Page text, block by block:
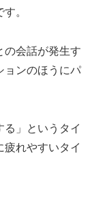
。
の会話が発生す
ョンのほうにパ
る」というタイ
れやすいタイ